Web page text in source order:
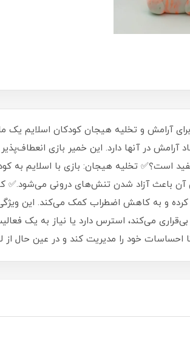
آرامش و تخلیه هیجان کودکان اسلایم یک
آرامش در آنها دارد. این خمیر بازی
است؟✅ تخلیه هیجان: بازی با اسلایم
آن باعث آزاد شدن تنش‌های درونی می‌شود.✅
کرده و به کاهش اضطراب کمک می‌کند. این
می‌کند، استرس دارد یا نیاز به یک
احساسات خود را مدیریت کند و در عین حال از